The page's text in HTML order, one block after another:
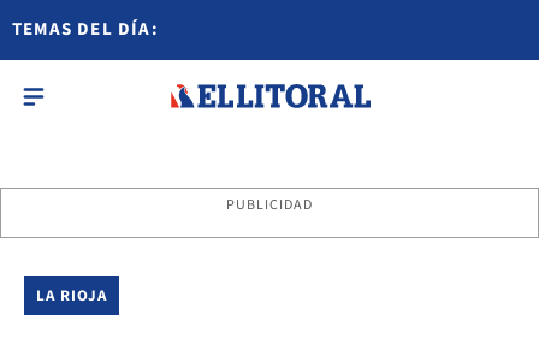
TEMAS DEL DÍA:
PUBLICIDAD
LA RIOJA